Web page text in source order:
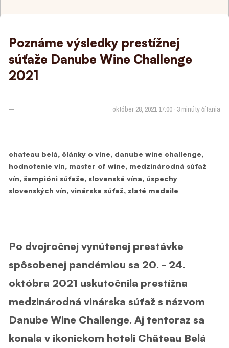
Poznáme výsledky prestížnej
súťaže Danube Wine Challenge
2021
— október 28, 2021 17:00 · 3 minúty čítania
chateau belá, články o víne, danube wine challenge,
hodnotenie vín, master of wine, medzinárodná súťaž
vín, šampióni súťaže, slovenské vína, úspechy
slovenských vín, vinárska súťaž, zlaté medaile
Po dvojročnej vynútenej prestávke
spôsobenej pandémiou sa 20. - 24.
októbra 2021 uskutočnila prestížna
medzinárodná vinárska súťaž s názvom
Danube Wine Challenge. Aj tentoraz sa
konala v ikonickom hoteli Château Belá